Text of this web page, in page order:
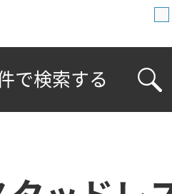
で検索する